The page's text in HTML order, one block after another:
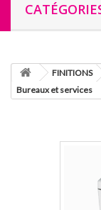
FINITIONS
Bureaux et services